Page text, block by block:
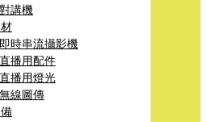
對講機
即時串流攝影機
直播用配件
直播用燈光
無線圖傳